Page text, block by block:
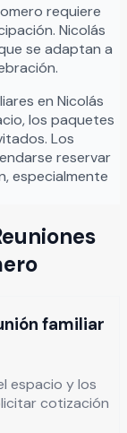
tienes. Perfecto
sin gastar de
por
requiere
Nicolás
se adaptan a
en Nicolás
los paquetes
Los
reservar
especialmente
familiar
espacio y los
cotización